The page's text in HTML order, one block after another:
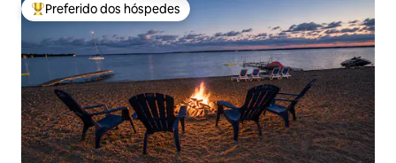
Entre os melhores preferidos dos hóspedes
Preferido dos hóspedes